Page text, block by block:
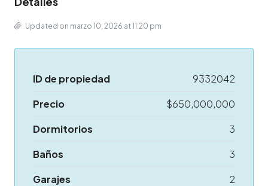
Updated on marzo 10, 2026 at 11:20 pm
ID de propiedad
9332042
Precio
$650,000,000
Dormitorios
3
Baños
3
Garajes
2